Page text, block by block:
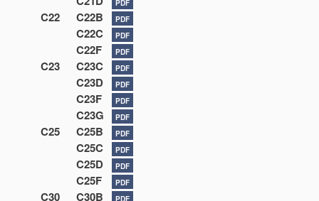
PDF
C22 C22B PDF
C22C PDF
C22F PDF
C23 C23C PDF
C23D PDF
C23F PDF
C23G PDF
C25 C25B PDF
C25C PDF
C25D PDF
C25F PDF
C30 C30B PDF